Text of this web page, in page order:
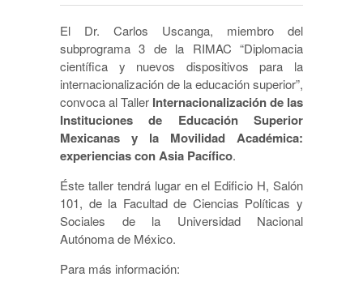
El Dr. Carlos Uscanga, miembro del
subprograma 3 de la RIMAC “Diplomacia
científica y nuevos dispositivos para la
internacionalización de la educación superior”,
convoca al Taller Internacionalización de las
Instituciones de Educación Superior
Mexicanas y la Movilidad Académica:
experiencias con Asia Pacífico.
Éste taller tendrá lugar en el Edificio H, Salón
101, de la Facultad de Ciencias Políticas y
Sociales de la Universidad Nacional
Autónoma de México.
Para más información: